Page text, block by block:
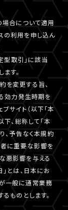
合について適用
の利用を申し込ん
取引」に該当
す。
変更する旨、
効力発生時期を
サイト（以下「本
下、総称して「本
、予告なく本規約
者に重要な影響を
悪影響を与える
とは、日本にお
一般に通常業務
ものとします。